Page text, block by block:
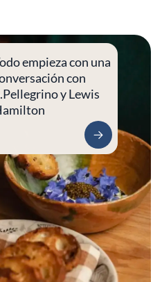
empieza con una
con
y Lewis